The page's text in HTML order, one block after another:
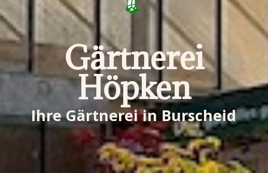
Gärtnerei
Höpken
Ihre Gärtnerei in Burscheid